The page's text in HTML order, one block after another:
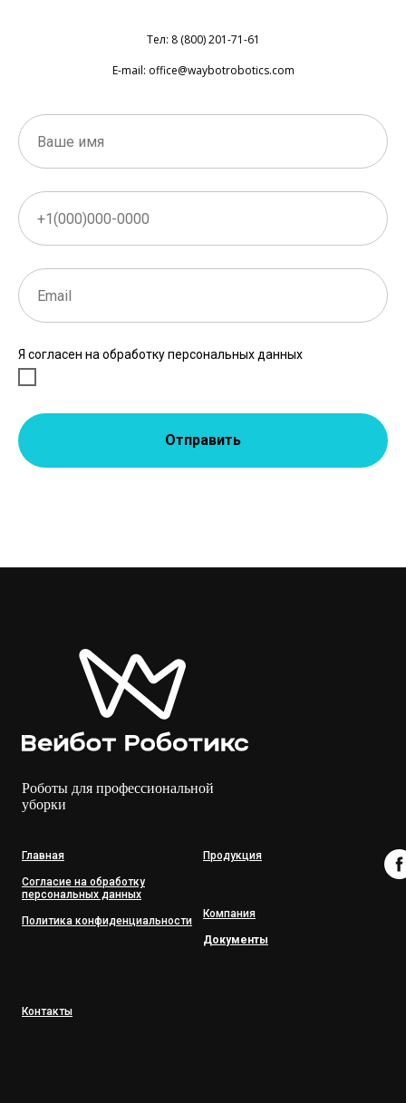
Тел: 8 (800) 201-71-61
E-mail: office@waybotrobotics.com
Я согласен на обработку персональных данных
Отправить
Роботы для профессиональной
уборки
Главная
Согласие на обработку
персональных данных
Политика конфиденциальности
Продукция
Компания
Документы
Контакты